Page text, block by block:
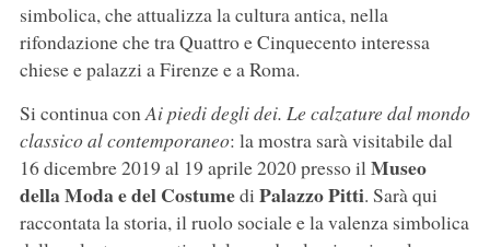
simbolica, che attualizza la cultura antica, nella
rifondazione che tra Quattro e Cinquecento interessa
chiese e palazzi a Firenze e a Roma.
Si continua conAi piedi degli dei. Le calzature dal mondo
classico al contemporaneo: la mostra sarà visitabile dal
16 dicembre 2019 al 19 aprile 2020 presso ilMuseo
della Moda e del Costumedi Palazzo Pitti. Sarà qui
raccontata la storia, il ruolo sociale e la valenza simbolica